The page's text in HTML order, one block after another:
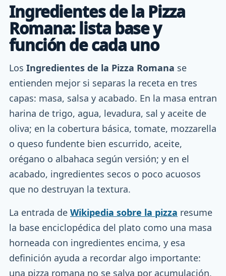
Ingredientes de la Pizza
Romana: lista base y
función de cada uno
Los Ingredientes de la Pizza Romana se
entienden mejor si separas la receta en tres
capas: masa, salsa y acabado. En la masa entran
harina de trigo, agua, levadura, sal y aceite de
oliva; en la cobertura básica, tomate, mozzarella
o queso fundente bien escurrido, aceite,
orégano o albahaca según versión; y en el
acabado, ingredientes secos o poco acuosos
que no destruyan la textura.
La entrada de Wikipedia sobre la pizza resume
la base enciclopédica del plato como una masa
horneada con ingredientes encima, y esa
definición ayuda a recordar algo importante:
una pizza romana no se salva por acumulación,